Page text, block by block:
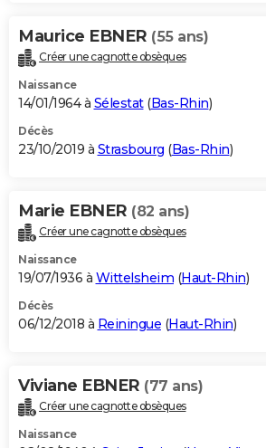
Maurice EBNER (55 ans)
Créer une cagnotte obsèques
Naissance
14/01/1964 à Sélestat(Bas-Rhin)
Décès
23/10/2019 à Strasbourg (Bas-Rhin)
Marie EBNER (82 ans)
Créer une cagnotte obsèques
Naissance
19/07/1936 à Wittelsheim (Haut-Rhin)
Décès
06/12/2018 à Reiningue (Haut-Rhin)
Viviane EBNER (77 ans)
Créer une cagnotte obsèques
Naissance